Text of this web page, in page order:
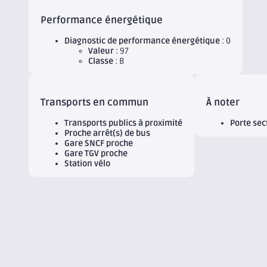
Performance énergétique
Diagnostic de performance énergétique : 0
Valeur : 97
Classe : B
Transports en commun
Transports publics à proximité
Proche arrêt(s) de bus
Gare SNCF proche
Gare TGV proche
Station vélo
À noter
Porte